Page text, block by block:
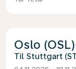
Oslo (OSL)
Stuttgart